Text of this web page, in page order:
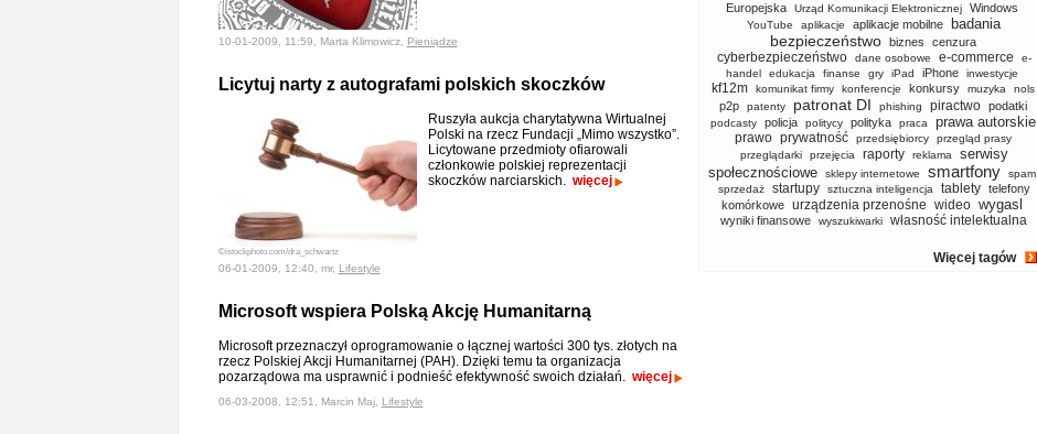
10-01-2009, 11:59, Marta Klimowicz, Pieniądze
Licytuj narty z autografami polskich skoczków
©istockphoto.com/dra_schwartz
Ruszyła aukcja charytatywna Wirtualnej
Polski na rzecz Fundacji „Mimo wszystko”.
Licytowane przedmioty ofiarowali
członkowie polskiej reprezentacji
skoczków narciarskich. więcej
06-01-2009, 12:40, mr, Lifestyle
Microsoft wspiera Polską Akcję Humanitarną
Microsoft przeznaczył oprogramowanie o łącznej wartości 300 tys. złotych na
rzecz Polskiej Akcji Humanitarnej (PAH). Dzięki temu ta organizacja
pozarządowa ma usprawnić i podnieść efektywność swoich działań. więcej
06-03-2008, 12:51, Marcin Maj, Lifestyle
Europejska
Urząd Komunikacji Elektronicznej Windows
YouTube aplikacje aplikacje mobilne badania
bezpieczeństwo biznes cenzura
cyberbezpieczeństwo dane osobowe e-commerce
e-
handel
edukacja finanse gry iPad iPhone inwestycje
kf12m komunikat firmy konferencje konkursy muzyka nols
p2p patenty patronat DI phishing piractwo podatki
podcasty policja politycy polityka praca prawa autorskie
prawo prywatność przedsiębiorcy
przegląd prasy
przeglądarki
przejęcia raporty reklama
serwisy
społecznościowe
sklepy internetowe smartfony
spam
sprzedaż
startupy sztuczna inteligencja tablety telefony
komórkowe urządzenia przenośne wideo wygasl
wyniki finansowe wyszukiwarki własność intelektualna
Więcej tagów